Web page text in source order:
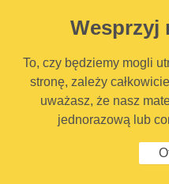
Wesprzyj
To, czy będziemy mogli
stronę, zależy
uważasz, że nasz
jednorazową lub